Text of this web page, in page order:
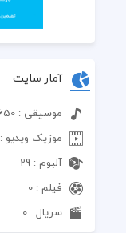
آمار سایت
موسیقی : 3650
موزیک ویدیو : 65
آلبوم : 29
فیلم : 0
سریال : 0